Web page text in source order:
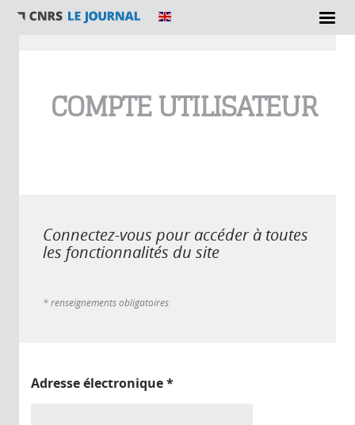
COMPTE UTILISATEUR
Connectez-vous pour accéder à toutes
les fonctionnalités du site
* renseignements obligatoires
Adresse électronique*